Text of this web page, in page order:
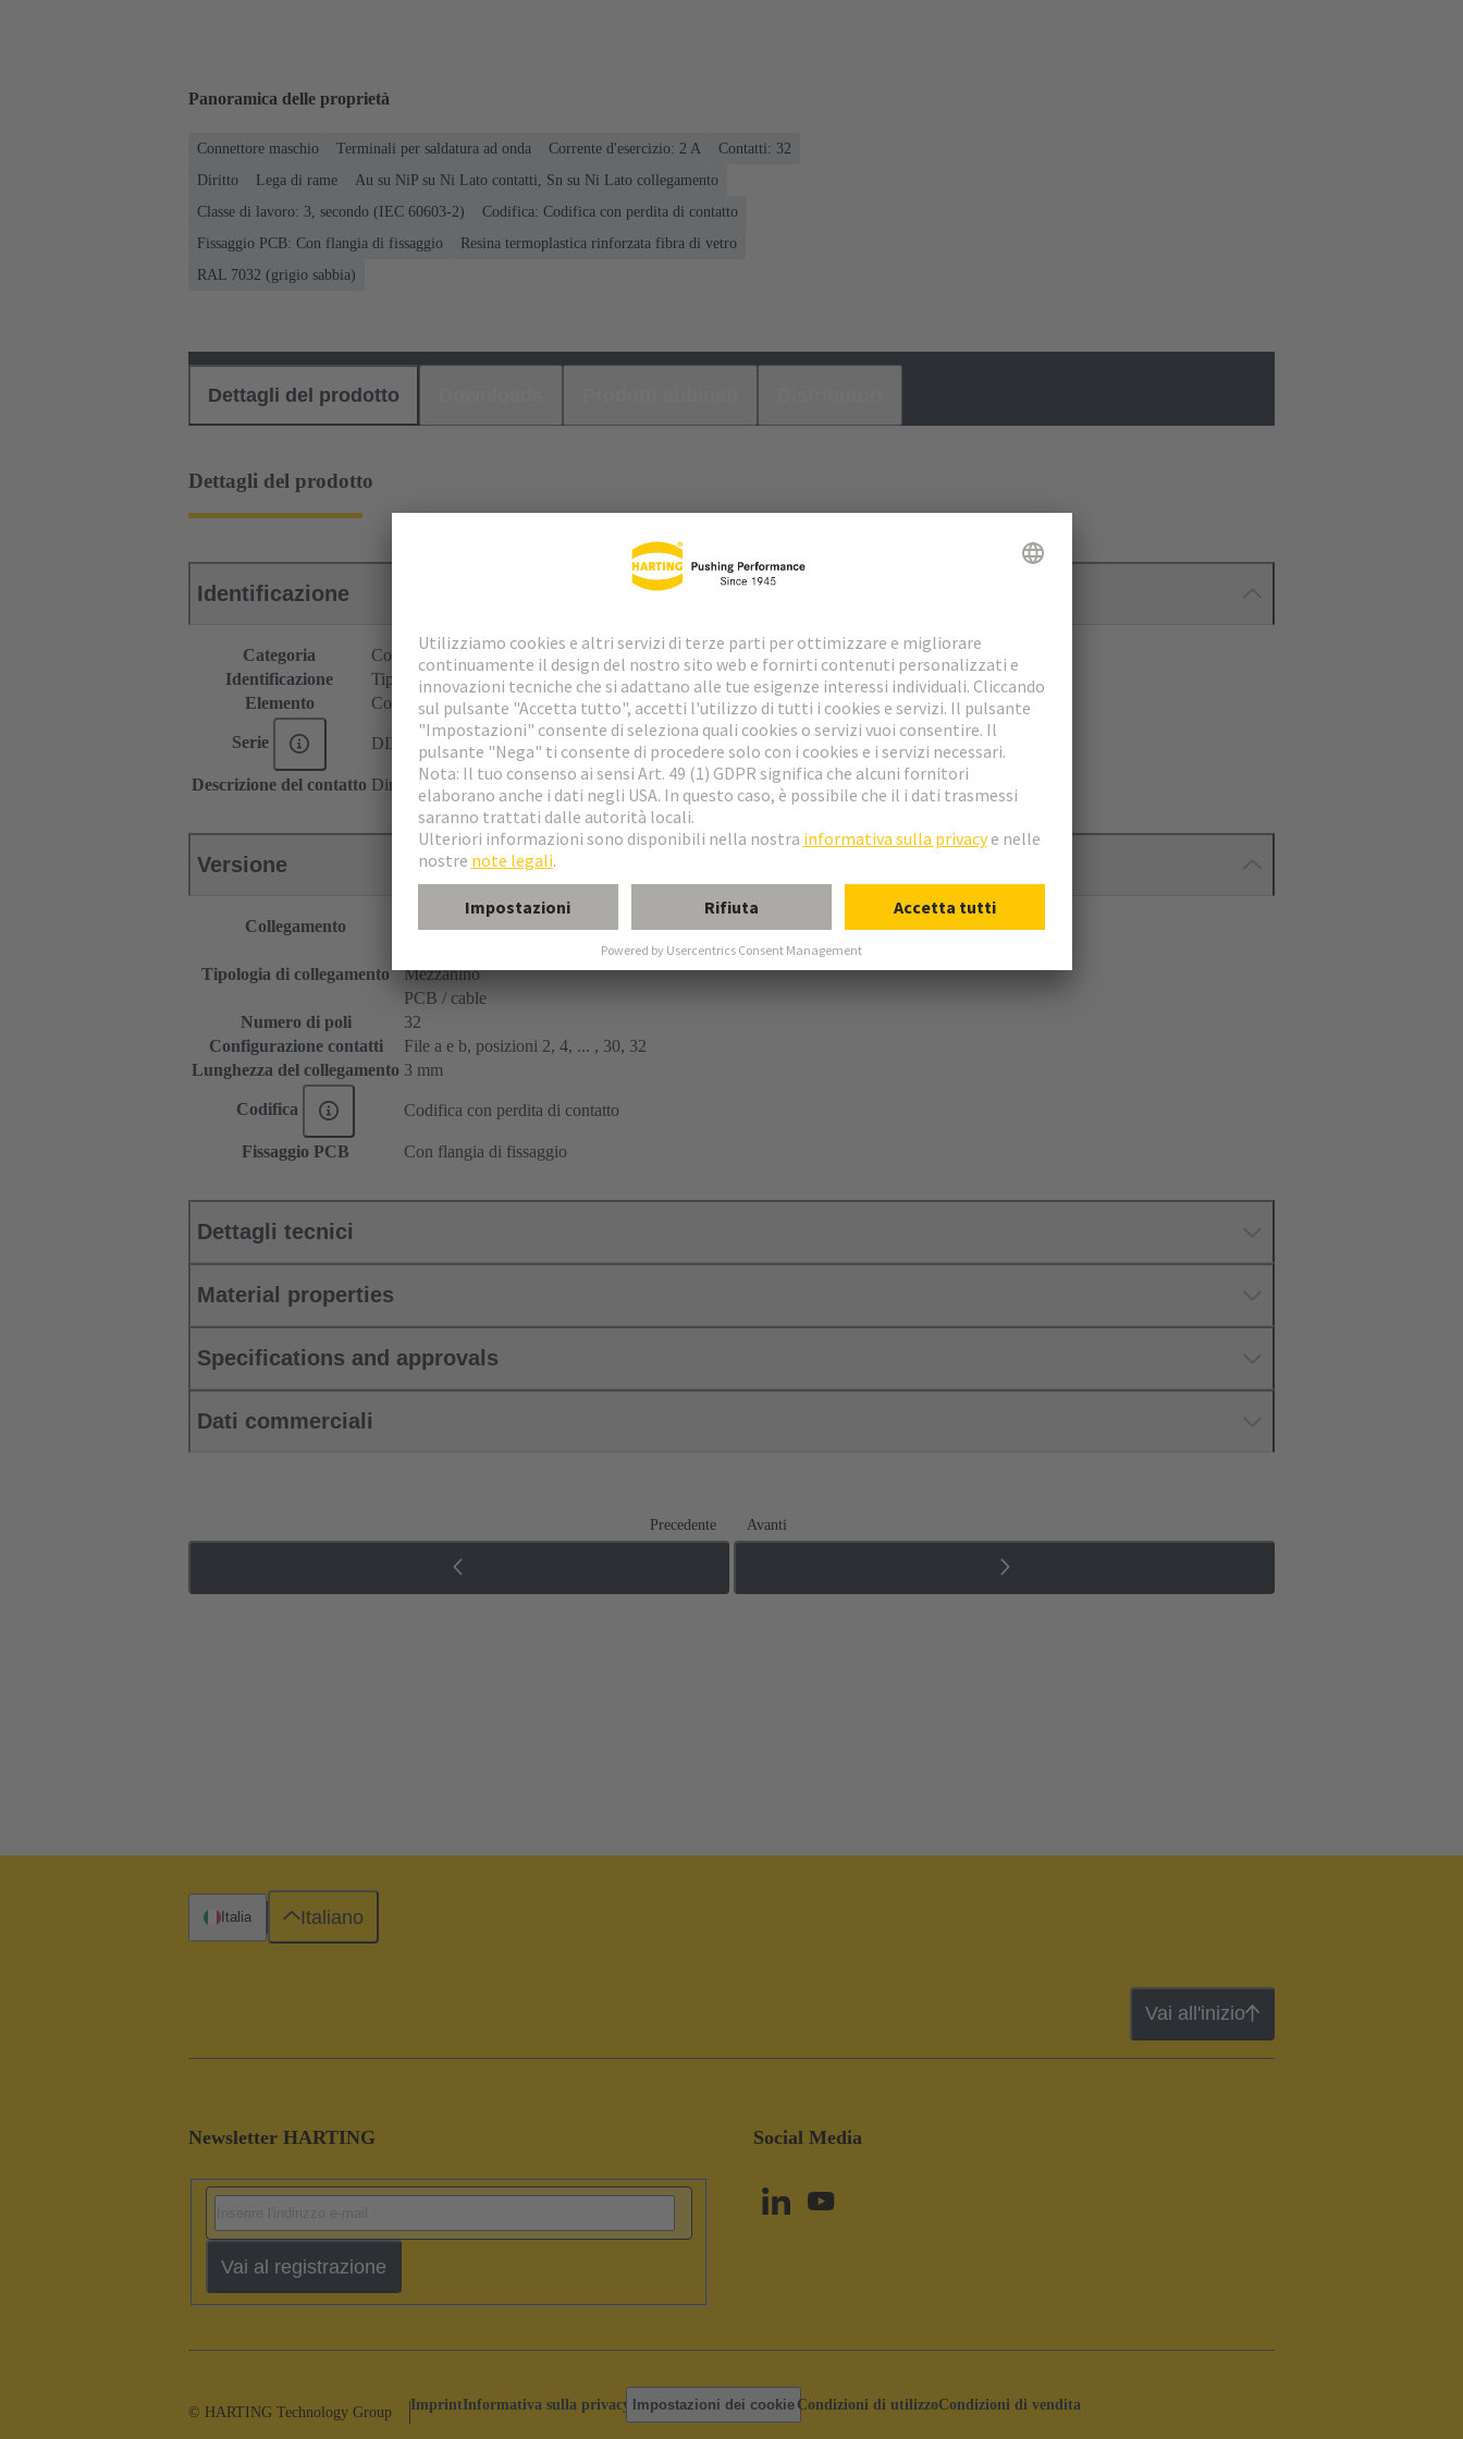
Panoramica delle proprietà
Connettore maschio Terminali per saldatura ad onda Corrente d'esercizio: ‌2 A
Contatti: 32
Diritto
Lega di rame
Au su NiP su Ni Lato contatti, Sn su Ni Lato collegamento
Classe di lavoro: 3, secondo (IEC 60603-2)
Codifica: Codifica con perdita di contatto
Fissaggio PCB: Con flangia di fissaggio
Resina termoplastica rinforzata fibra di vetro
RAL 7032 (grigio sabbia)
Dettagli del prodotto
Dettagli del prodotto
Identificazione
Categoria
Connettori
Identificazione
Tipo B
Elemento
Connettore maschio
Serie DIN 41612
Descrizione del contatto Diritto
Versione
Collegamento Terminali per saldatura ad onda
Tipologia di collegamento
Scheda madre a scheda figlia
Mezzanino
PCB / cable
Numero di poli
32
Configurazione contatti
File a e b, posizioni 2, 4, ... , 30, 32
Lunghezza del collegamento 3 mm
Codifica Codifica con perdita di contatto
Fissaggio PCB Con flangia di fissaggio
Dettagli tecnici
Material properties
Specifications and approvals
Dati commerciali
Precedente Avanti
Vai all'inizio
Newsletter HARTING
Vai al registrazione
Social Media
Italia Italiano
© HARTING Technology Group ImprintInformativa sulla privacy Impostazioni dei cookie Condizioni di utilizzoCondizioni di vendita